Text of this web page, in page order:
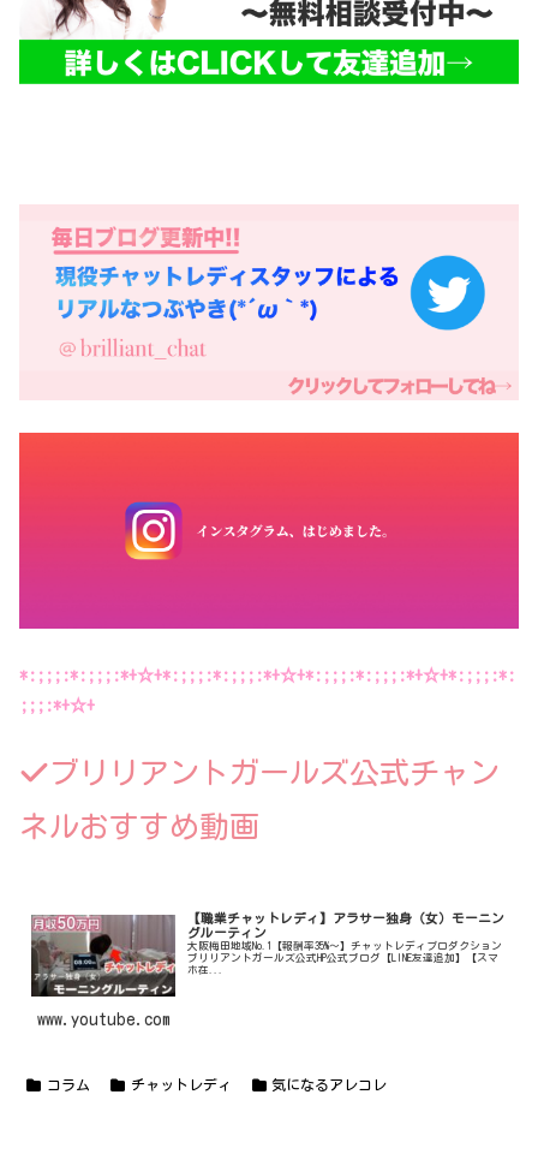
*:;;;:*:;;;:*+☆+*:;;;:*:;;;:*+☆+*:;;;:*:;;;:*+☆+*:;;;:*:
;;;:*+☆+
ブリリアントガールズ公式チャン
ネルおすすめ動画
【職業チャットレディ】アラサー独身（女）モーニン
グルーティン
大阪梅田地域No.1【報酬率35%〜】チャットレディプロダクション
ブリリアントガールズ公式HP公式ブログ【LINE友達追加】【スマ
ホ在...
www.youtube.com
コラム チャットレディ 気になるアレコレ